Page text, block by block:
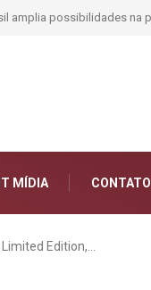
MÍDIA CONTATO
Edition,…